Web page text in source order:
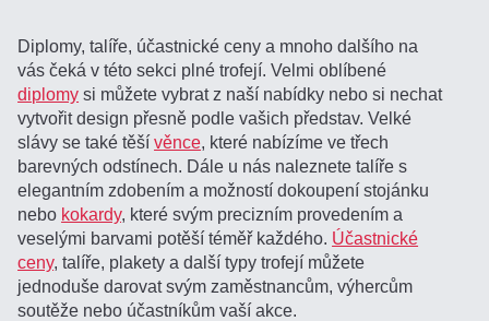
Diplomy, talíře, účastnické ceny a mnoho dalšího na
vás čeká v této sekci plné trofejí. Velmi oblíbené
diplomy si můžete vybrat z naší nabídky nebo si nechat
vytvořit design přesně podle vašich představ. Velké
slávy se také těšívěnce, které nabízíme ve třech
barevných odstínech. Dále u nás naleznete talíře s
elegantním zdobením a možností dokoupení stojánku
nebo kokardy, které svým precizním provedením a
veselými barvami potěší téměř každého. Účastnické
ceny, talíře, plakety a další typy trofejí můžete
jednoduše darovat svým zaměstnancům, výhercům
soutěže nebo účastníkům vaší akce.